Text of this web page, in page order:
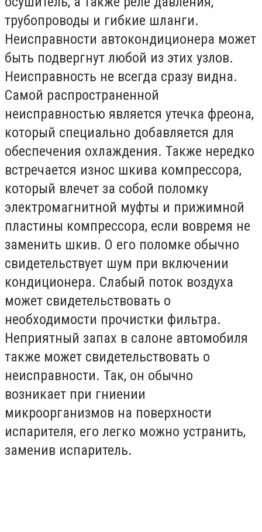
трубопроводы и гибкие шланги.
Неисправности автокондиционера может
быть подвергнут любой из этих узлов.
Неисправность не всегда сразу видна.
Самой распространенной
неисправностью является утечка фреона,
который специально добавляется для
обеспечения охлаждения. Также нередко
встречается износ шкива компрессора,
который влечет за собой поломку
электромагнитной муфты и прижимной
пластины компрессора, если вовремя не
заменить шкив. О его поломке обычно
свидетельствует шум при включении
кондиционера. Слабый поток воздуха
может свидетельствовать о
необходимости прочистки фильтра.
Неприятный запах в салоне автомобиля
также может свидетельствовать о
неисправности. Так, он обычно
возникает при гниении
микроорганизмов на поверхности
испарителя, его легко можно устранить,
заменив испаритель.